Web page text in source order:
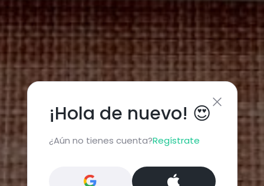
¡Hola de nuevo! 😍
¿Aún no tienes cuenta?Regístrate